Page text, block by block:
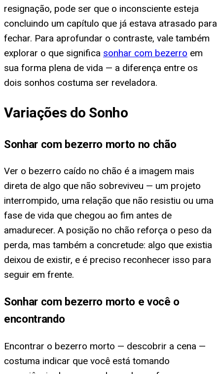
resignação, pode ser que o inconsciente esteja
concluindo um capítulo que já estava atrasado para
fechar. Para aprofundar o contraste, vale também
explorar o que significa sonhar com bezerro em
sua forma plena de vida — a diferença entre os
dois sonhos costuma ser reveladora.
Variações do Sonho
Sonhar com bezerro morto no chão
Ver o bezerro caído no chão é a imagem mais
direta de algo que não sobreviveu — um projeto
interrompido, uma relação que não resistiu ou uma
fase de vida que chegou ao fim antes de
amadurecer. A posição no chão reforça o peso da
perda, mas também a concretude: algo que existia
deixou de existir, e é preciso reconhecer isso para
seguir em frente.
Sonhar com bezerro morto e você o
encontrando
Encontrar o bezerro morto — descobrir a cena —
costuma indicar que você está tomando